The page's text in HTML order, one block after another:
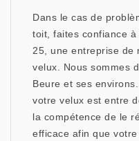
Dans le cas de
toit, faites confiance
25, une entreprise de
velux. Nous sommes
Beure et ses
votre velux est entre
la compétence de le
efficace afin que